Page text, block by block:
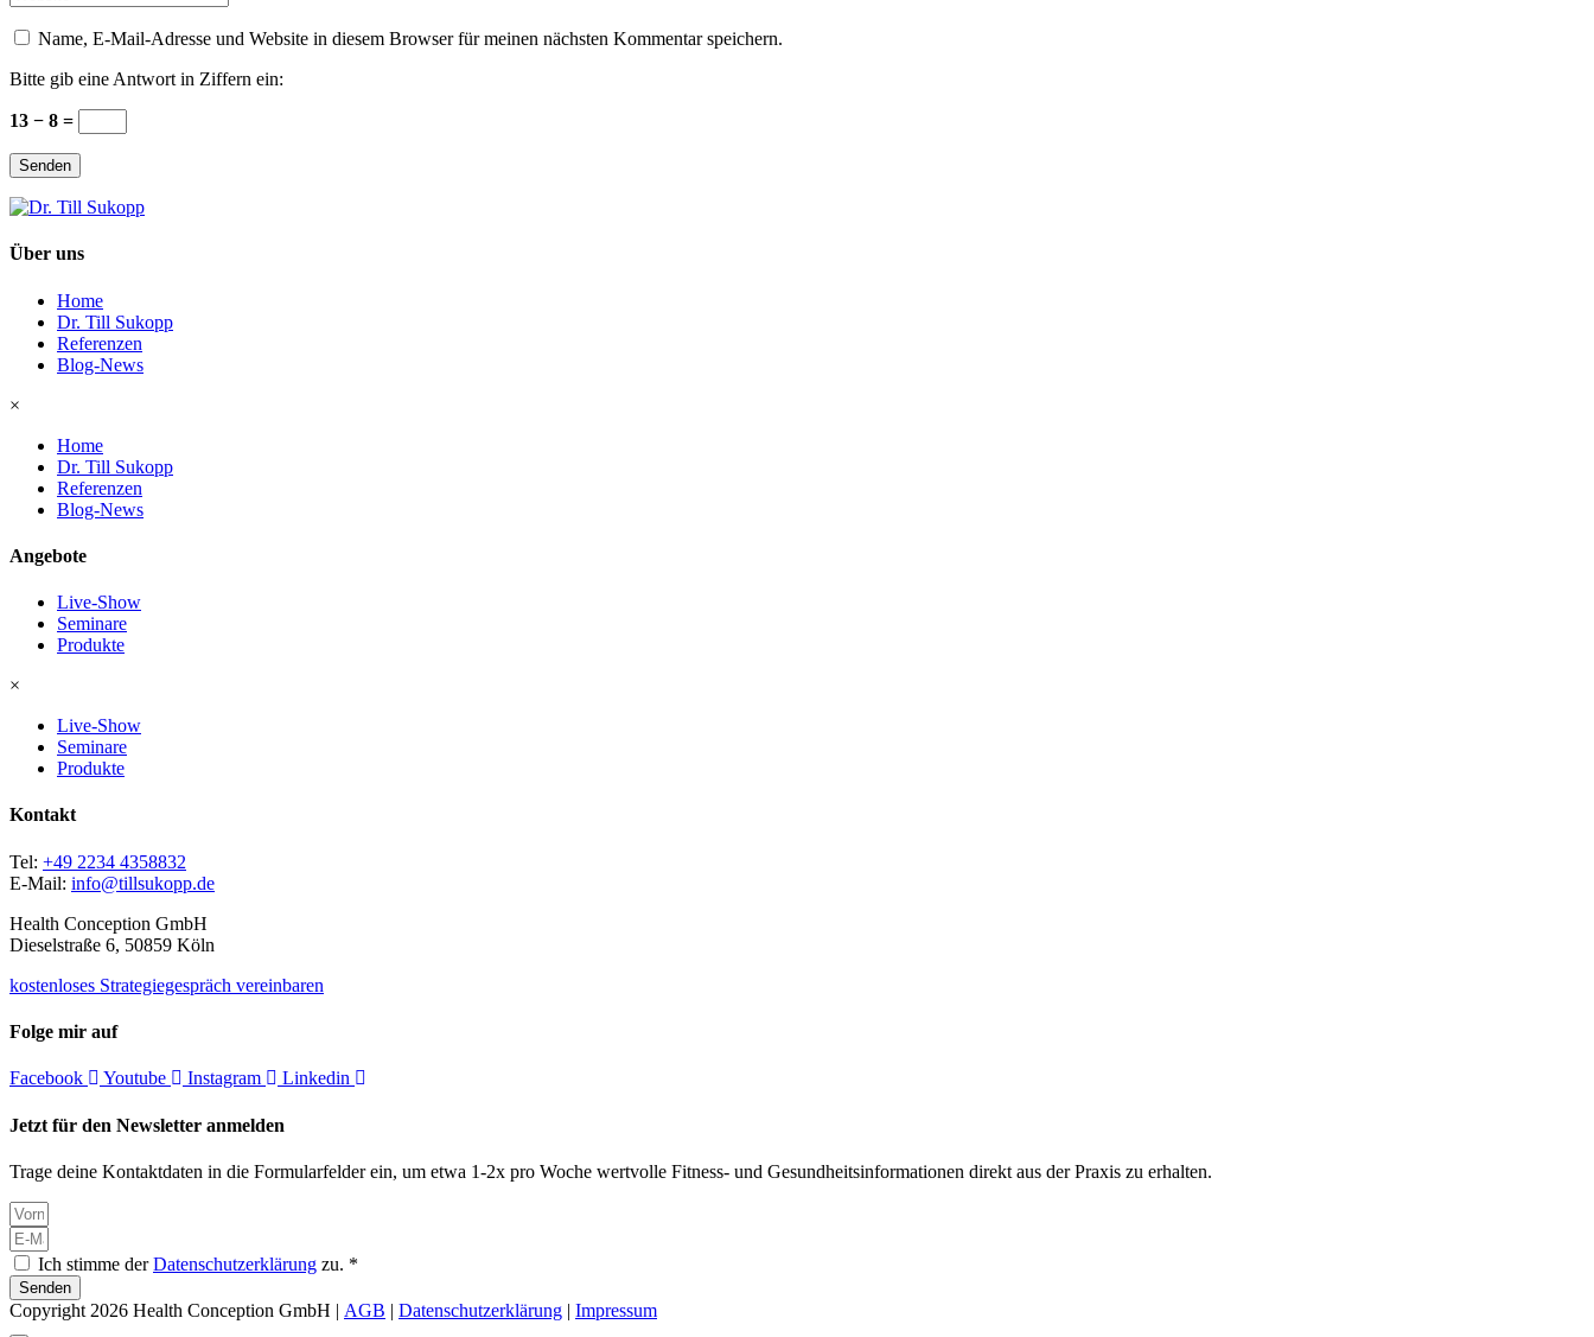
*
Name, E-Mail-Adresse und Website in diesem Browser für meinen nächsten Kommentar speichern.
Bitte gib eine Antwort in Ziffern ein:
13 − 8 =
Senden
Über uns
Home
Dr. Till Sukopp
Referenzen
Blog-News
×
Home
Dr. Till Sukopp
Referenzen
Blog-News
Angebote
Live-Show
Seminare
Produkte
×
Live-Show
Seminare
Produkte
Kontakt
Tel: +49 2234 4358832
E-Mail: info@tillsukopp.de
Health Conception GmbH
Dieselstraße 6, 50859 Köln
kostenloses Strategiegespräch vereinbaren
Folge mir auf
Facebook Youtube Instagram Linkedin
Jetzt für den Newsletter anmelden
Trage deine Kontaktdaten in die Formularfelder ein, um etwa 1-2x pro Woche wertvolle Fitness- und Gesundheitsinformationen direkt aus der Praxis zu erhalten.
Ich stimme derDatenschutzerklärung zu. *
Senden
Copyright 2026 Health Conception GmbH | AGB | Datenschutzerklärung | Impressum